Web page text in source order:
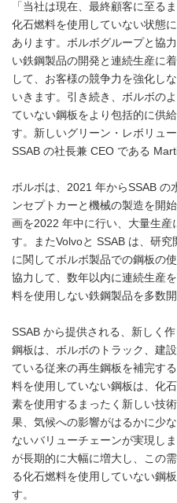
「当社は現在、最終顧客に至る
化石燃料を使用していない状態
あります。ボルボグループと協
い鉄鋼製品の開発と連続生産に
して、お客様の競争力を強化し
いきます。引き続き、ボルボの
ていない鋼板をより包括的に供
す。新しいグリーン・レボリュ
SSAB の社長兼 CEO である
ボルボは、2021 年からSSAB の
ンセプトカーと機械の製造を開
画を2022 年中に行い、大量生産
す。またVolvoと SSAB は、研
に関してボルボ製品での鋼板の
協力して、数年以内に連続生産
料を使用しない鉄鋼製品を多数開
SSAB から提供される、新しく
鋼板は、ボルボのトラック、建
ている従来の再生鋼板を補完す
料を使用していない鋼板は、化
素を使用するまったく新しい技
果、気候への影響がはるかに少
ないバリューチェーンが実現し
が長期的に大幅に増大し、この
る化石燃料を使用していない鋼
す。